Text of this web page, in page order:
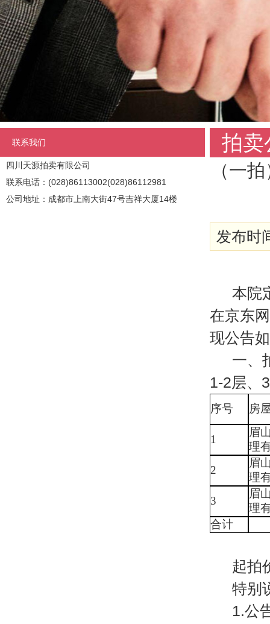
联系我们
四川天源拍卖有限公司
联系电话：(028)86113002(028)86112981
公司地址：成都市上南大街47号吉祥大厦14楼
拍卖
（一
发布时
本院
在京东
现公告
一、
1-2层、
序号 房
1
眉
理
2
眉
理
3
眉
理
合计
起拍
特别
1.公